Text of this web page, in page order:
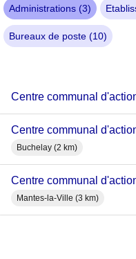
Administrations (3)
Bureaux de poste (10)
Centre communal
Centre communal
Buchelay (2 km)
Centre communal
Mantes-la-Ville (3 km)